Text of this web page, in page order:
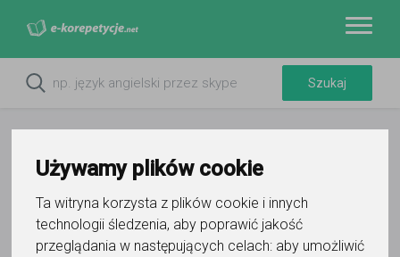
Używamy plików cookie
Ta witryna korzysta z plików cookie i innych
technologii śledzenia, aby poprawić jakość
przeglądania w następujących celach: aby umożliwić